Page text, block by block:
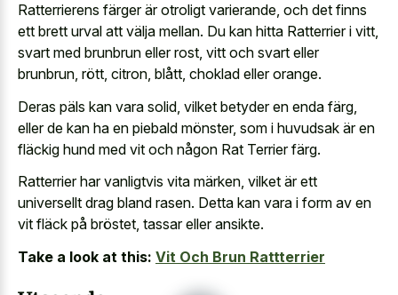
Ratterrierens färger är otroligt varierande, och det finns
ett brett urval att välja mellan. Du kan hitta Ratterrier i vitt,
svart med brunbrun eller rost, vitt och svart eller
brunbrun, rött, citron, blått, choklad eller orange.
Deras päls kan vara solid, vilket betyder en enda färg,
eller de kan ha en piebald mönster, som i huvudsak är en
fläckig hund med vit och någon Rat Terrier färg.
Ratterrier har vanligtvis vita märken, vilket är ett
universellt drag bland rasen. Detta kan vara i form av en
vit fläck på bröstet, tassar eller ansikte.
Take a look at this: Vit Och Brun Rattterrier